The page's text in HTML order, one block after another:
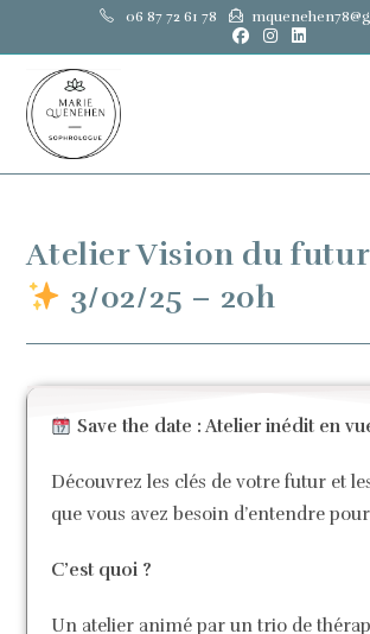
06 87 72 61 78
Atelier Vision du
3/02/25 – 20h
Save the date : Atelier inédit en
Découvrez les clés de votre futur et
que vous avez besoin d’entendre
C’est quoi ?
Un atelier animé par un trio de